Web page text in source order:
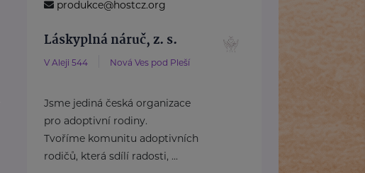
produkce@hostcz.org
Láskyplná náruč, z. s.
V Aleji 544 Nová Ves pod Pleší
Jsme jediná česká organizace
pro adoptivní rodiny.
Tvoříme komunitu adoptivních
rodičů, která sdílí radosti, ...